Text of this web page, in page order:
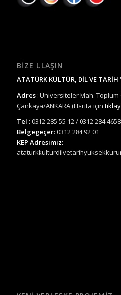
BIZE ULAŞIN
ATATÜRK KÜLTÜR, DİL VE TARİH
Adres : Üniversiteler Mah. Toplum
Çankaya/ANKARA (Harita için
Tel :0312 285 55 12 / 0312 284
Belgegeçer:0312 284 92 01
KEP Adresimiz: